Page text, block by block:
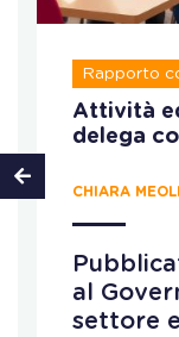
Rapporto
Attività
delega
CHIARA
al
settore